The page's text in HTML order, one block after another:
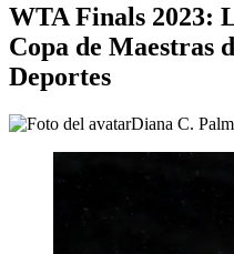
WTA Finals 2023:
Copa de Maestras
Deportes
Diana C.